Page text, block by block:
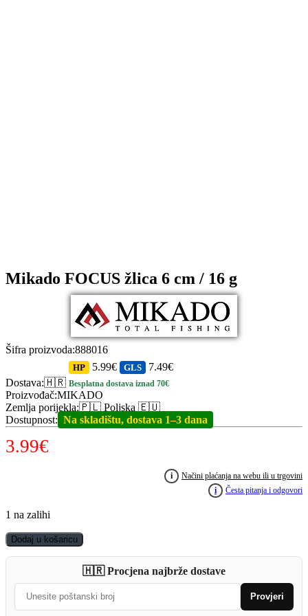
Mikado FOCUS žlica 6 cm / 16 g
Šifra proizvoda:888016
Dostava:🇭🇷
HP 5.99€ GLS 7.49€
Besplatna dostava iznad 70€
Proizvođač:MIKADO
Zemlja porijekla:🇵🇱 Poljska 🇪🇺
Dostupnost: Na skladištu, dostava 1–3 dana
3.99€
i
Načini plaćanja na webu ili u trgovini
i
Česta pitanja i odgovori
1 na zalihi
Mikado
FOCUS
žlica
cm
16
Dodaj u košaricu
🇭🇷 Procjena najbrže dostave
Provjeri